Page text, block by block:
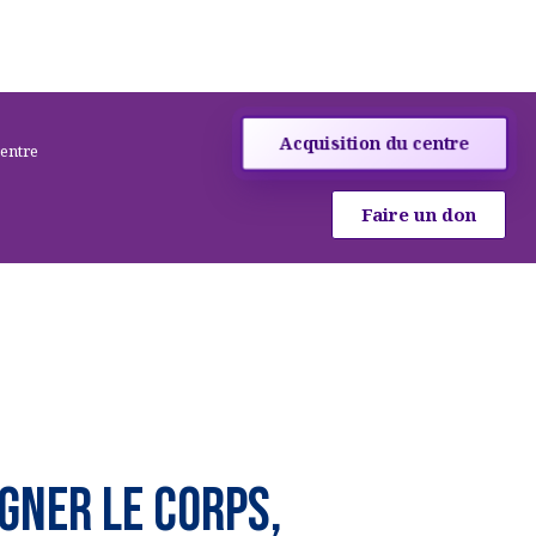
Acquisition du centre
Faire un don
le corps,